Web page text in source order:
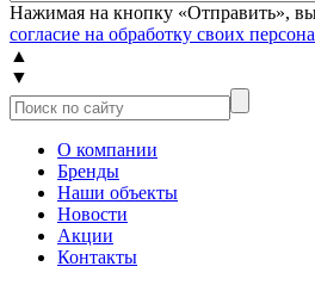
Нажимая на кнопку «Отправить»,
согласие на обработку своих
▲
▼
О компании
Бренды
Наши объекты
Новости
Акции
Контакты